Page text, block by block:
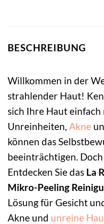
BESCHREIBUNG
Willkommen in der
strahlender Haut!
sich Ihre Haut
Unreinheiten, Akne
können das
beeinträchtigen.
Entdecken Sie das La
Mikro-Peeling
Lösung für Gesicht
Akne und unreine